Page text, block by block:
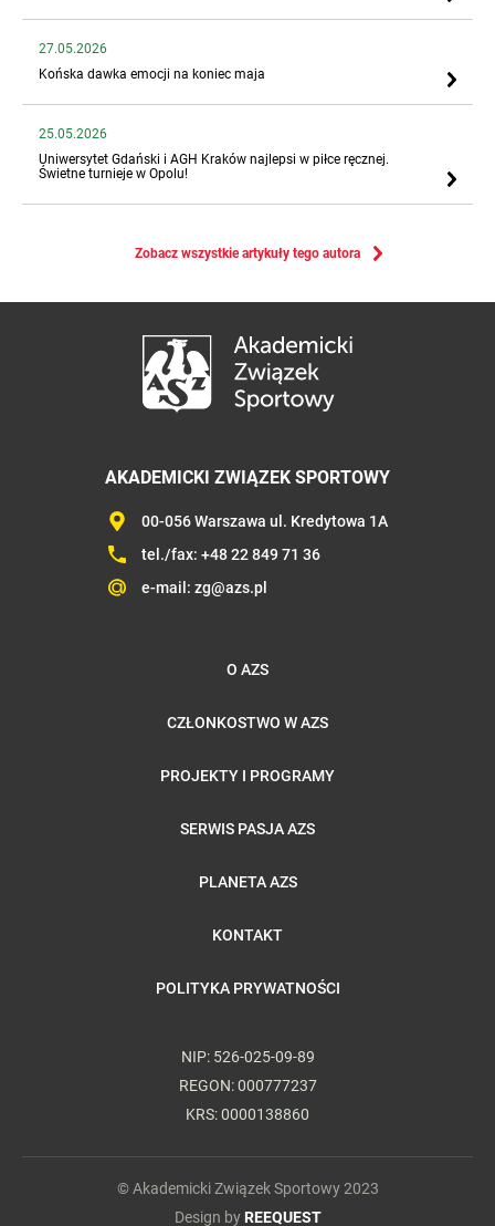
27.05.2026
Końska dawka emocji na koniec maja
25.05.2026
Uniwersytet Gdański i AGH Kraków najlepsi w piłce ręcznej.
Świetne turnieje w Opolu!
Zobacz wszystkie artykuły tego autora
AKADEMICKI ZWIĄZEK SPORTOWY
00-056 Warszawa ul. Kredytowa 1A
tel./fax: +48 22 849 71 36
e-mail: zg@azs.pl
O AZS
CZŁONKOSTWO W AZS
PROJEKTY I PROGRAMY
SERWIS PASJA AZS
PLANETA AZS
KONTAKT
POLITYKA PRYWATNOŚCI
NIP: 526-025-09-89
REGON: 000777237
KRS: 0000138860
© Akademicki Związek Sportowy 2023
Design by REEQUEST